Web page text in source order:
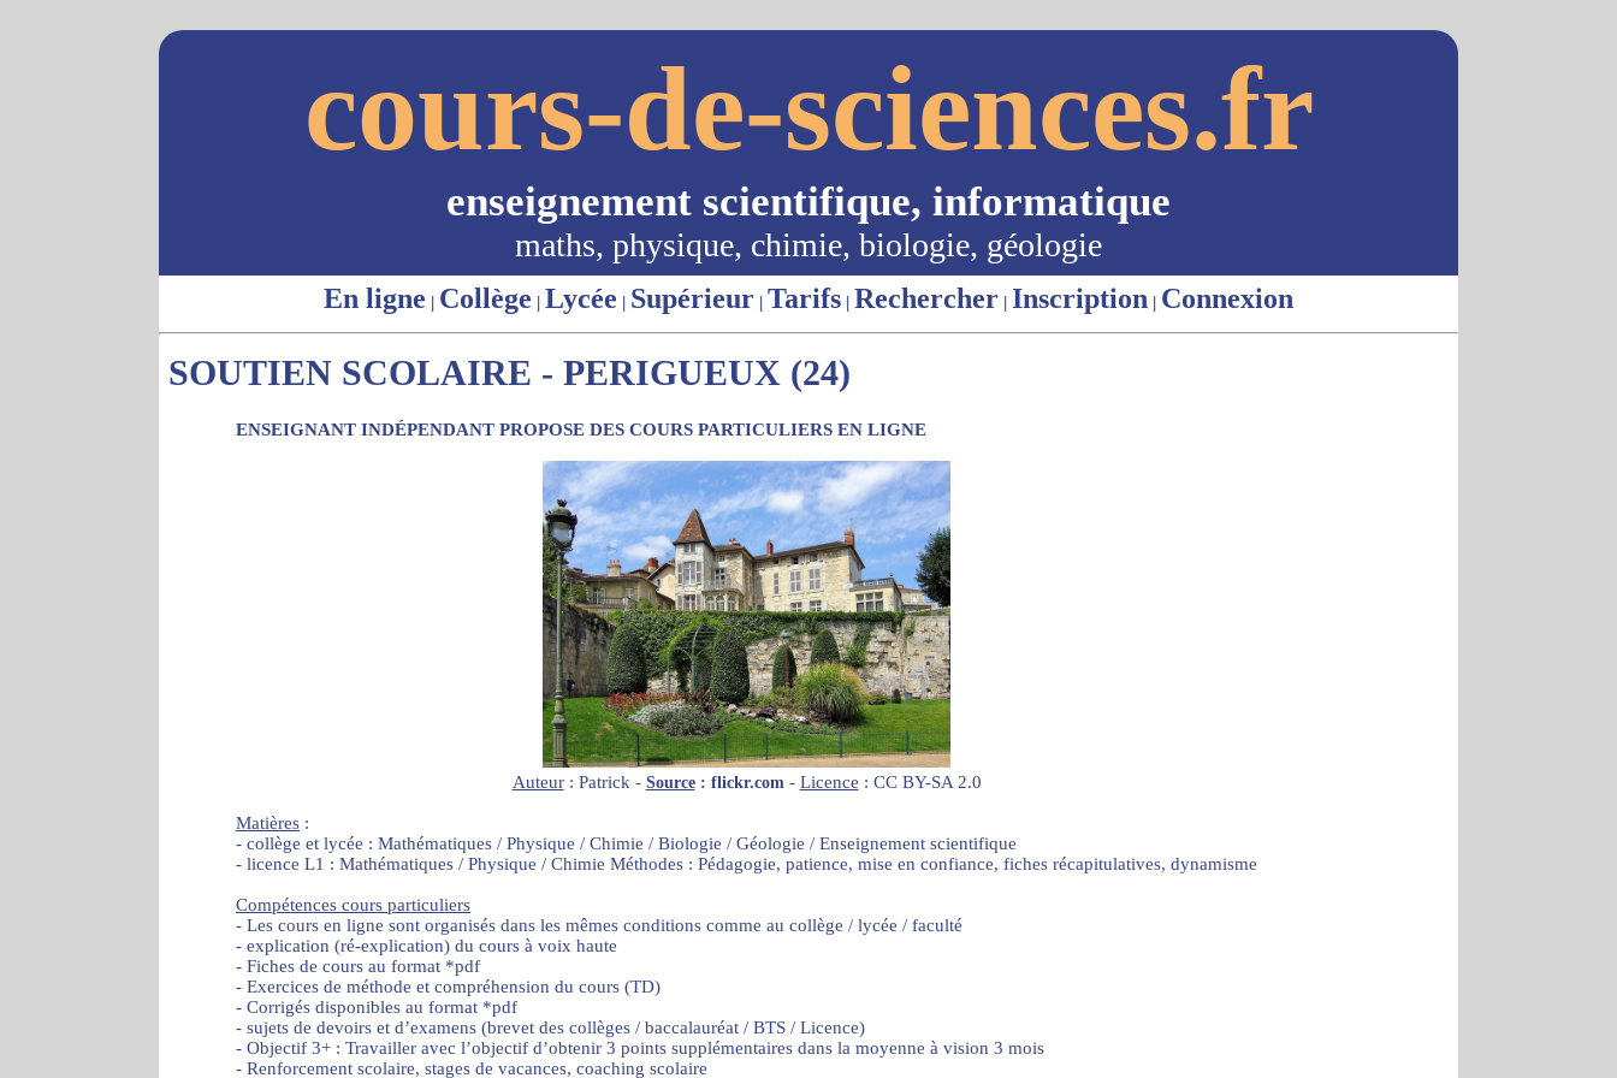
cours-de-sciences.fr
enseignement scientifique, informatique
maths, physique, chimie, biologie, géologie
En ligne | Collège | Lycée | Supérieur | Tarifs | Rechercher | Inscription | Connexion
SOUTIEN SCOLAIRE - PERIGUEUX (24)
ENSEIGNANT INDÉPENDANT PROPOSE DES COURS PARTICULIERS EN LIGNE
Auteur: Patrick - Source: flickr.com - Licence : CC BY-SA 2.0
Matières :
- collège et lycée : Mathématiques / Physique / Chimie / Biologie / Géologie / Enseignement scientifique
- licence L1 : Mathématiques / Physique / Chimie Méthodes : Pédagogie, patience, mise en confiance, fiches récapitulatives, dynamisme
Compétences cours particuliers
- Les cours en ligne sont organisés dans les mêmes conditions comme au collège / lycée / faculté
- explication (ré-explication) du cours à voix haute
- Fiches de cours au format *pdf
- Exercices de méthode et compréhension du cours (TD)
- Corrigés disponibles au format *pdf
- sujets de devoirs et d’examens (brevet des collèges / baccalauréat / BTS / Licence)
- Objectif 3+ : Travailler avec l’objectif d’obtenir 3 points supplémentaires dans la moyenne à vision 3 mois
- Renforcement scolaire, stages de vacances, coaching scolaire